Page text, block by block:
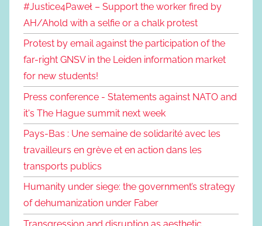
#Justice4Paweł – Support the worker fired by
AH/Ahold with a selfie or a chalk protest
Protest by email against the participation of the
far-right GNSV in the Leiden information market
for new students!
Press conference - Statements against NATO and
it's The Hague summit next week
Pays-Bas : Une semaine de solidarité avec les
travailleurs en grève et en action dans les
transports publics
Humanity under siege: the government’s strategy
of dehumanization under Faber